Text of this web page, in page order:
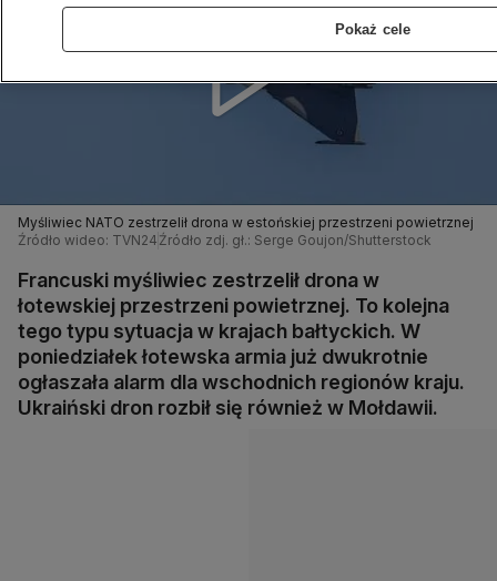
Myśliwiec NATO zestrzelił drona w estońskiej przestrzeni powietrznej
Źródło wideo: TVN24 Źródło zdj. gł.: Serge Goujon/Shutterstock
Francuski myśliwiec zestrzelił drona w
łotewskiej przestrzeni powietrznej. To kolejna
tego typu sytuacja w krajach bałtyckich. W
poniedziałek łotewska armia już dwukrotnie
ogłaszała alarm dla wschodnich regionów kraju.
Ukraiński dron rozbił się również w Mołdawii.
Pokaż cele